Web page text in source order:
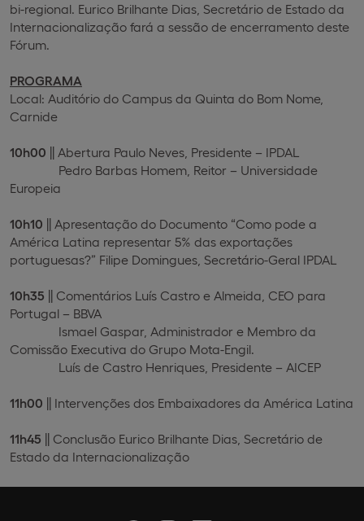
bi-regional. Eurico Brilhante Dias, Secretário de Estado da
Internacionalização fará a sessão de encerramento deste
Fórum.
PROGRAMA
Local: Auditório do Campus da Quinta do Bom Nome,
Carnide
10h00 || Abertura Paulo Neves, Presidente – IPDAL
Pedro Barbas Homem, Reitor – Universidade
Europeia
10h10 || Apresentação do Documento “Como pode a
América Latina representar 5% das exportações
portuguesas?” Filipe Domingues, Secretário-Geral IPDAL
10h35 || Comentários Luís Castro e Almeida, CEO para
Portugal – BBVA
Ismael Gaspar, Administrador e Membro da
Comissão Executiva do Grupo Mota-Engil.
Luís de Castro Henriques, Presidente – AICEP
11h00 || Intervenções dos Embaixadores da América Latina
11h45 || Conclusão Eurico Brilhante Dias, Secretário de
Estado da Internacionalização